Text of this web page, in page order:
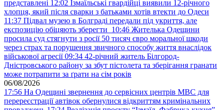
представлені 12:02 Ізмаїльські гвардійці виявили 12-річного
хлопця, який після сварки з батьками хотів втекти до Одеси
11:37 Підвал музею в Болграді передали під укриття, але
експозицію обіцяють зберегти 10:46 Жителька Одещини
просила суд стягнути з росії 50 тисяч євро моральної шкоди
через страх та порушення звичного способу життя внаслідок
військової агресії 09:34 42-річний житель Білгород-
Дністровського району за збут пістолета та зберігання гранати
може потрапити за ґрати на сім років
06/08/2026
17:56 На Одещині звернення до сервісних центрів МВС для
перереєстрації автівок обернулися відкриттям кримінальних